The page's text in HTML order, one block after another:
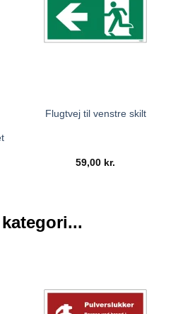
Flugtvej til venstre skilt
59,00 kr.